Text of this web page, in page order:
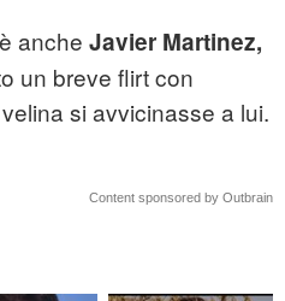
anche Javier Martinez,
un breve flirt con
si avvicinasse a lui.
Content sponsored by Outbrain